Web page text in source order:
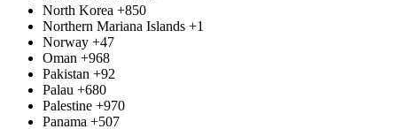
North Korea +850
Northern Mariana Islands +1
Norway +47
Oman +968
Pakistan +92
Palau +680
Palestine +970
Panama +507